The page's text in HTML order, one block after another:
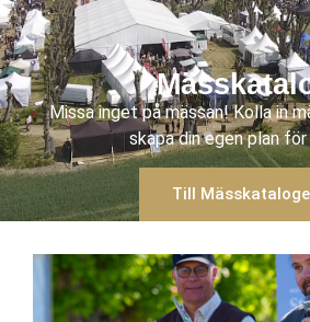
Missa inget på mässan! Kolla in
skapa din egen plan för
Till